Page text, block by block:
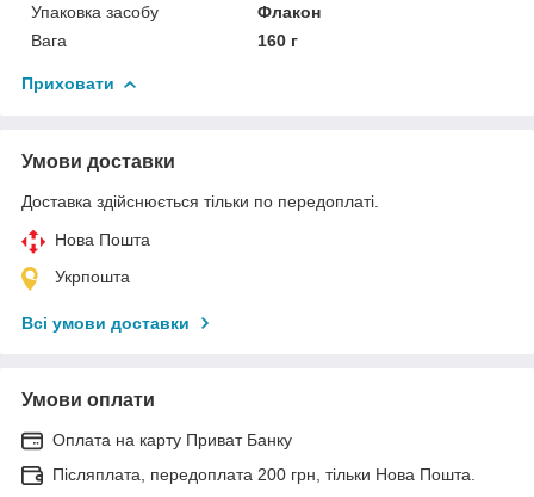
Упаковка засобу
Флакон
Вага
160 г
Приховати
Умови доставки
Доставка здійснюється тільки по передоплаті.
Нова Пошта
Укрпошта
Всі умови доставки
Умови оплати
Оплата на карту Приват Банку
Післяплата, передоплата 200 грн, тільки Нова Пошта.